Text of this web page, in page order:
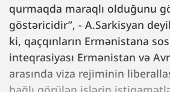
qurmaqda maraqlı olduğunu
göstəricidir”, - A.Sarkisyan
ki, qaçqınların Ermənistana
inteqrasiyası Ermənistan və
arasında viza rejiminin